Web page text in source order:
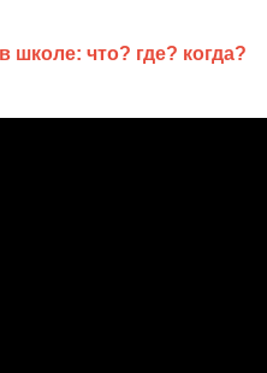
школе: что? где? когда?